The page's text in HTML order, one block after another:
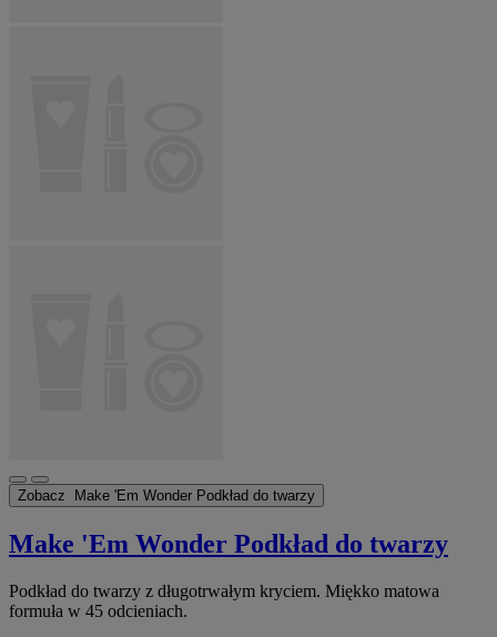
Zobacz Make 'Em Wonder Podkład do twarzy
Make 'Em Wonder Podkład do twarzy
Podkład do twarzy z długotrwałym kryciem. Miękko matowa
formuła w 45 odcieniach.